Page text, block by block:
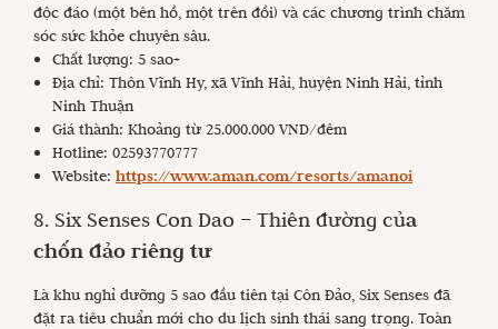
độc đáo (một bên hồ, một trên đồi) và các chương trình chăm
sóc sức khỏe chuyên sâu.
Chất lượng: 5 sao+
Địa chỉ: Thôn Vĩnh Hy, xã Vĩnh Hải, huyện Ninh Hải, tỉnh
Ninh Thuận
Giá thành: Khoảng từ 25.000.000 VND/đêm
Hotline: 02593770777
Website: https://www.aman.com/resorts/amanoi
8. Six Senses Con Dao – Thiên đường của
chốn đảo riêng tư
Là khu nghỉ dưỡng 5 sao đầu tiên tại Côn Đảo, Six Senses đã
đặt ra tiêu chuẩn mới cho du lịch sinh thái sang trọng. Toàn